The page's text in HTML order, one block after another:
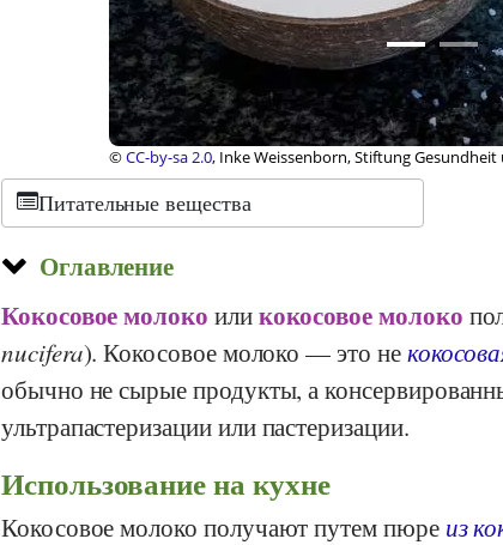
©CC-by-sa 3.0, S Sepp, Wikipedia
Питательные вещества
Оглавление
Кокосовое молоко иликокосовое молоко
nucifera). Кокосовое молоко — это не
обычно не сырые продукты, а
ультрапастеризации или пастеризации.
Использование на кухне
Кокосовое молоко получают путем пюре из